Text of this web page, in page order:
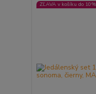
ZĽAVA v košíku do 10%